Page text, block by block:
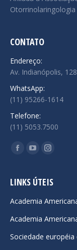
Otorrinolaringologia
CONTATO
Endereço:
Av. Indianópolis,
WhatsApp:
(11) 95266-1614
Telefone:
(11) 5053.7500
Encontre-nos em:
Facebook
opens
new
window
YouTube
opens
new
window
Instagram
opens
new
window
LINKS ÚTEIS
Academia
Academia
Sociedade